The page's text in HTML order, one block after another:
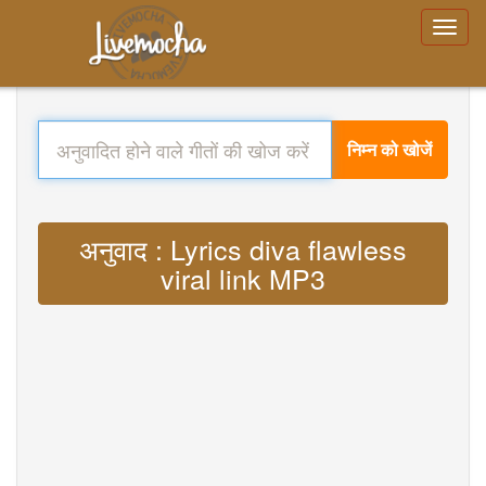
निम्न को खोजें
अनुवाद : Lyrics diva flawless
viral link MP3